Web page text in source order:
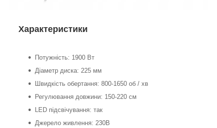
Характеристики
Потужність: 1900 Вт
Діаметр диска: 225 мм
Швидкість обертання: 800-1650 об / хв
Регулювання довжини: 150-220 см
LED підсвічування: так
Джерело живлення: 230В